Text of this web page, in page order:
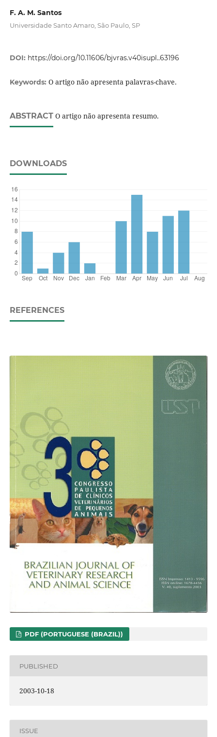
F. A. M. Santos
Universidade Santo Amaro, São Paulo, SP
DOI: https://doi.org/10.11606/bjvras.v40isupl..63196
Keywords: O artigo não apresenta palavras-chave.
ABSTRACTO artigo não apresenta resumo.
DOWNLOADS
REFERENCES
PDF (PORTUGUESE (BRAZIL))
PUBLISHED
2003-10-18
ISSUE